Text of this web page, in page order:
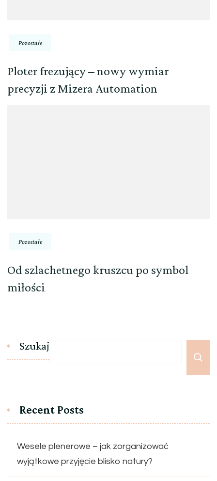
Pozostałe
Ploter frezujący – nowy wymiar
precyzji z Mizera Automation
Pozostałe
Od szlachetnego kruszcu po symbol
miłości
Szukaj
Recent Posts
Wesele plenerowe – jak zorganizować
wyjątkowe przyjęcie blisko natury?